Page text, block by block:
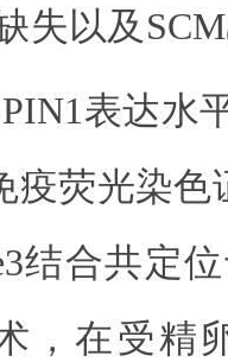
失以及SCM
表达水
疫荧光染色
结合共定
，在受精